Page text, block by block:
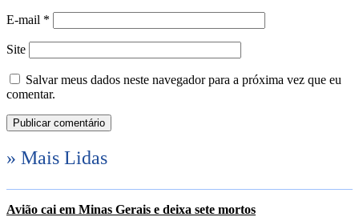
E-mail *
Site
Salvar meus dados neste navegador para a próxima vez que eu
comentar.
» Mais Lidas
Avião cai em Minas Gerais e deixa sete mortos